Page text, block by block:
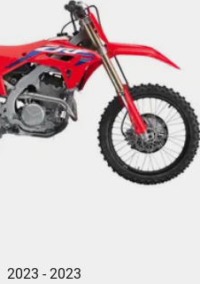
2023 - 2023